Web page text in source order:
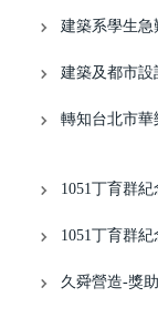
建築系學生
建築及都市
轉知台北市華
1051丁育群
1051丁育群
久舜營造-獎